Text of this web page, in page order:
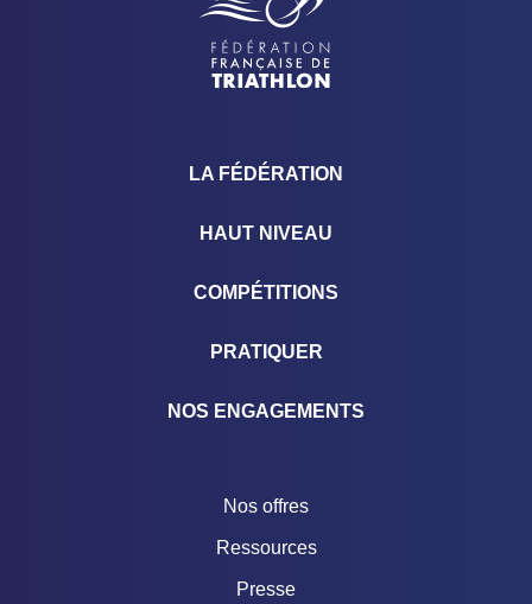
LA FÉDÉRATION
HAUT NIVEAU
COMPÉTITIONS
PRATIQUER
NOS ENGAGEMENTS
Nos offres
Ressources
Presse